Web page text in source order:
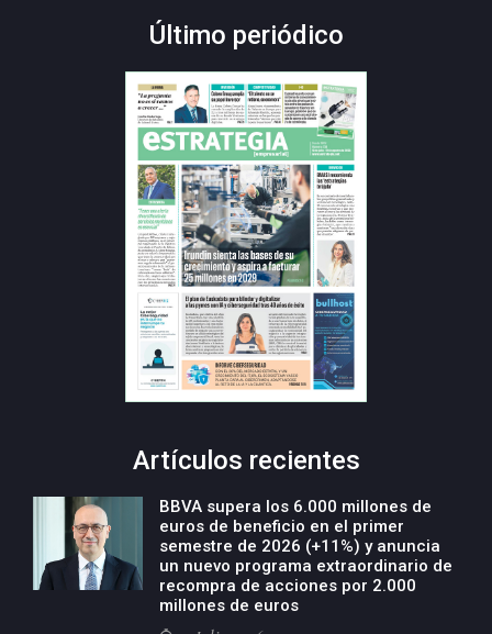
Último periódico
Artículos recientes
BBVA supera los 6.000 millones de
euros de beneficio en el primer
semestre de 2026 (+11%) y anuncia
un nuevo programa extraordinario de
recompra de acciones por 2.000
millones de euros